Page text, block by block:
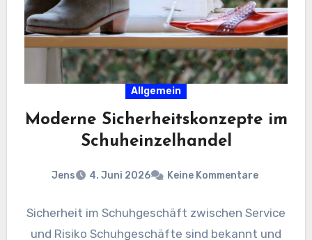
Allgemein
Moderne Sicherheitskonzepte im
Schuheinzelhandel
Jens 4. Juni 2026 Keine Kommentare
Sicherheit im Schuhgeschäft zwischen Service
und Risiko Schuhgeschäfte sind bekannt und